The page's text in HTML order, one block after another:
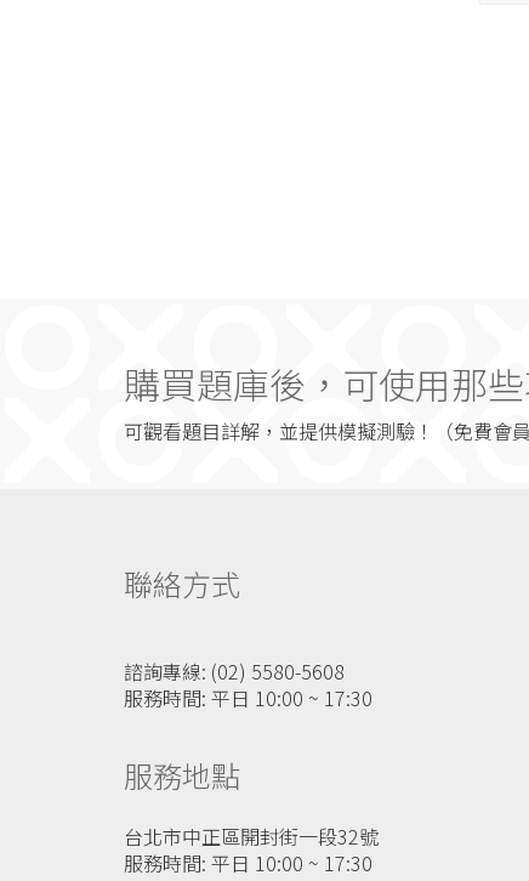
購買題庫後，可使用那
可觀看題目詳解，並提供模擬測驗！（免費會
聯絡方式
諮詢專線: (02) 5580-5608
服務時間: 平日 10:00 ~ 17:30
服務地點
台北市中正區開封街一段32號
服務時間: 平日 10:00 ~ 17:30